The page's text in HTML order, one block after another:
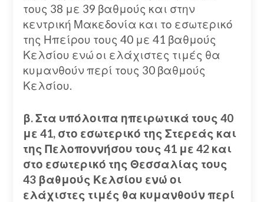
τους 38 με 39 βαθμούς και στην
κεντρική Μακεδονία και το εσωτερικό
της Ηπείρου τους 40 με 41 βαθμούς
Κελσίου ενώ οι ελάχιστες τιμές θα
κυμανθούν περί τους 30 βαθμούς
Κελσίου.
β. Στα υπόλοιπα ηπειρωτικά τους 40
με 41, στο εσωτερικό της Στερεάς και
της Πελοποννήσου τους 41 με 42 και
στο εσωτερικό της Θεσσαλίας τους
43 βαθμούς Κελσίου ενώ οι
ελάχιστες τιμές θα κυμανθούν περί